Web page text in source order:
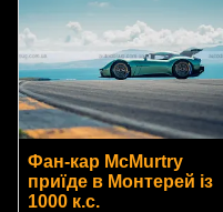
Фан-кар McMurtry
приїде в Монтерей із
1000 к.с.